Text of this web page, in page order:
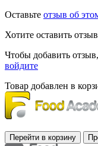
Оставьте отзыв об
Хотите оставить
Чтобы добавить
войдите
Товар добавлен в